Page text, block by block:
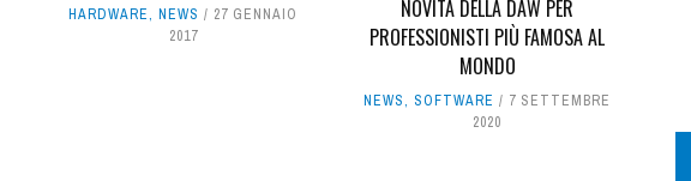
HARDWARE,NEWS
27 GENNAIO
2017
NOVITÀ DELLA DAW PER
PROFESSIONISTI PIÙ FAMOSA AL
MONDO
NEWS, SOFTWARE
7 SETTEMBRE
2020